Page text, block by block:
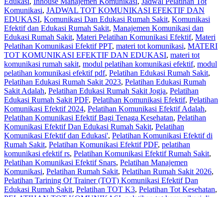
Komunikasi, JADWAL TOT KOMUNIKASI EFEKTIF DAN
EDUKASI, Komunikasi Dan Edukasi Rumah Sakit, Komunikasi
Efektif dan Edukasi Rumah Sakit, Manajemen Komunikasi dan
Edukasi Rumah Sakit, Materi Pelatihan Komunikasi Efektif, Materi
Pelatihan Komunikasi Efektif PPT, materi tot komunikasi, MATERI
TOT KOMUNIKASI EFEKTIF DAN EDUKASI, materi tot
komunikasi rumah sakit, modul pelatihan komunikasi efektif, modul
pelatihan komunikasi efektif pdf, Pelatihan Edukasi Rumah Sakit,
Pelatihan Edukasi Rumah Sakit 2023, Pelatihan Edukasi Rumah
Sakit Adalah, Pelatihan Edukasi Rumah Sakit Jogja, Pelatihan
Edukasi Rumah Sakit PDF, Pelatihan Komunikasi Efektif, Pelatihan
Komunikasi Efektif 2024, Pelatihan Komunikasi Efektif Adalah,
Pelatihan Komunikasi Efektif Bagi Tenaga Kesehatan, Pelatihan
Komunikasi Efektif Dan Edukasi Rumah Sakit, Pelatihan
Komunikasi Efektif dan Edukasi', Pelatihan Komunikasi Efektif di
Rumah Sakit, Pelatihan Komunikasi Efektif PDF, pelatihan
komunikasi efektif rs, Pelatihan Komunikasi Efektif Rumah Sakit,
Pelatihan Komunikasi Efektif Snars, Pelatihan Manajemen
Komunikasi, Pelatihan Rumah Sakit‎, Pelatihan Rumah Sakit 2026,
Pelatihan Tarining Of Trainer (TOT) Komunikasi Efektif Dan
Edukasi Rumah Sakit, Pelatihan TOT K3, Pelatihan Tot Kesehatan,